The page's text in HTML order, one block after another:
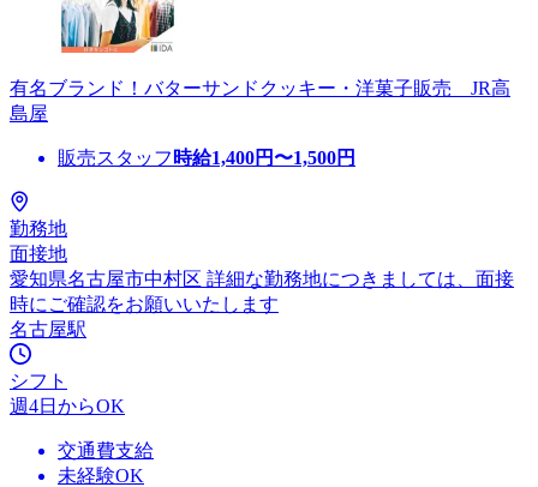
有名ブランド！バターサンドクッキー・洋菓子販売 JR高
島屋
販売スタッフ 時給1,400円〜1,500円
勤務地
面接地
愛知県名古屋市中村区 詳細な勤務地につきましては、面接
時にご確認をお願いいたします
名古屋駅
シフト
週4日からOK
交通費支給
未経験OK